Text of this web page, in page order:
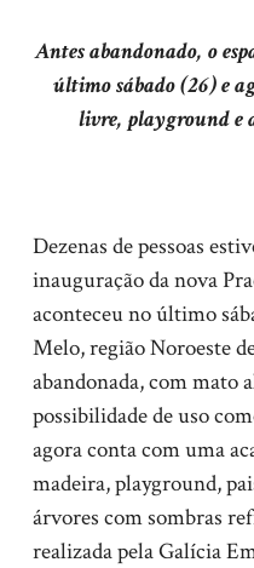
Antes abandonado, o
último sábado (26) e
livre, playground e
Dezenas de pessoas
inauguração da nova
aconteceu no último
Melo, região Noroeste
abandonada, com mato
possibilidade de uso
agora conta com uma
madeira, playground,
árvores com sombras
realizada pela Galícia